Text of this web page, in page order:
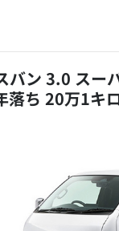
バン 3.0 スー
落ち 20万1キ